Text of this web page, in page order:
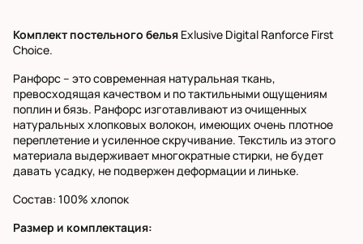
Комплект постельного белья Exlusive Digital Ranforce First
Choice.
Ранфорс – это современная натуральная ткань,
превосходящая качеством и по тактильными ощущениям
поплин и бязь. Ранфорс изготавливают из очищенных
натуральных хлопковых волокон, имеющих очень плотное
переплетение и усиленное скручивание. Текстиль из этого
материала выдерживает многократные стирки, не будет
давать усадку, не подвержен деформации и линьке.
Состав: 100% хлопок
Размер и комплектация: